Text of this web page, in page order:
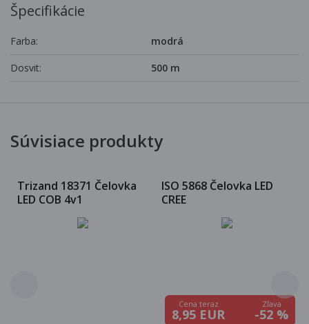
Špecifikácie
Farba: modrá
Dosvit: 500 m
Súvisiace produkty
Trizand 18371 Čelovka
LED COB 4v1
ISO 5868 Čelovka LED
CREE
Cena teraz
8,95 EUR
Zľava
-52 %